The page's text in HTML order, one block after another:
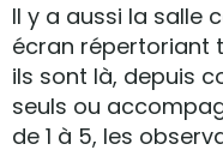
Il y a aussi la salle
écran répertoriant
ils sont là, depuis
seuls ou
de 1 à 5, les